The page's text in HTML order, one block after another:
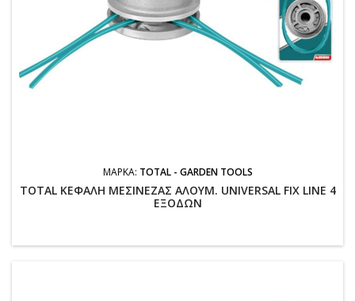
ΜΆΡΚΑ: TOTAL - GARDEN TOOLS
TOTAL ΚΕΦΑΛΗ ΜΕΣΙΝΕΖΑΣ ΑΛΟΥΜ. UNIVERSAL FIX LINE 4
ΕΞΟΔΩΝ